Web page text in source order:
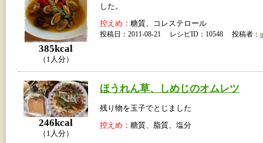
385kcal
（1人分）
した。
控えめ： 糖質、コレステロール
投稿日：2011-08-21 レシピID：10548 投稿者：
246kcal
（1人分）
ほうれん草、しめじのオムレツ
残り物を玉子でとじました
控えめ： 糖質、脂質、塩分